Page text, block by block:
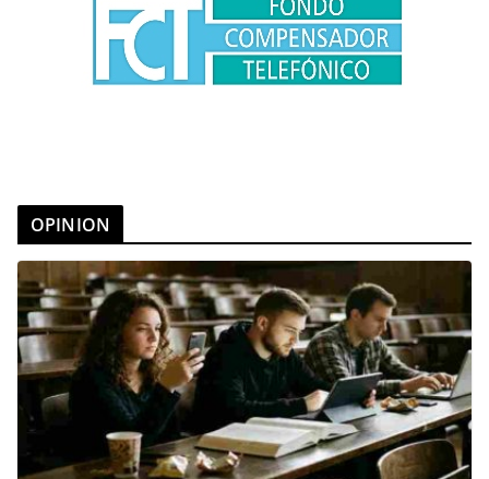
OPINION